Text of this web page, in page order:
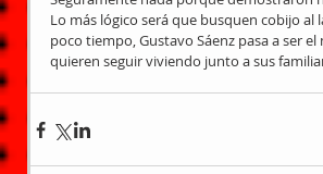
Lo más lógico será que busquen cobijo
poco tiempo, Gustavo Sáenz pasa a ser
quieren seguir viviendo junto a sus